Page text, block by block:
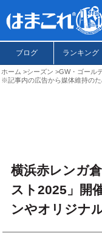
ブログ ランキング
ホーム シーズン
GW・ゴール
※記事内の広告から媒体維持の
横浜赤レンガ
スト2025」開
ンやオリジナ